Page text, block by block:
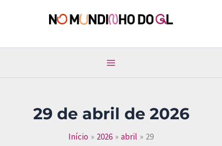
conteúdo
29 de abril de 2026
Início 2026 abril 29